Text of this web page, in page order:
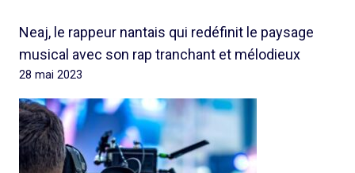
Neaj, le rappeur nantais qui redéfinit le paysage
musical avec son rap tranchant et mélodieux
28 mai 2023